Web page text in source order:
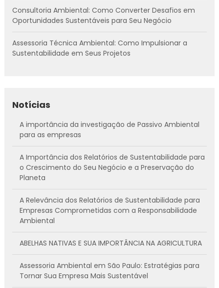
Consultoria Ambiental: Como Converter Desafios em
Oportunidades Sustentáveis para Seu Negócio
Assessoria Técnica Ambiental: Como Impulsionar a
Sustentabilidade em Seus Projetos
Notícias
A importância da investigação de Passivo Ambiental
para as empresas
A Importância dos Relatórios de Sustentabilidade para
o Crescimento do Seu Negócio e a Preservação do
Planeta
A Relevância dos Relatórios de Sustentabilidade para
Empresas Comprometidas com a Responsabilidade
Ambiental
ABELHAS NATIVAS E SUA IMPORTÂNCIA NA AGRICULTURA
Assessoria Ambiental em São Paulo: Estratégias para
Tornar Sua Empresa Mais Sustentável